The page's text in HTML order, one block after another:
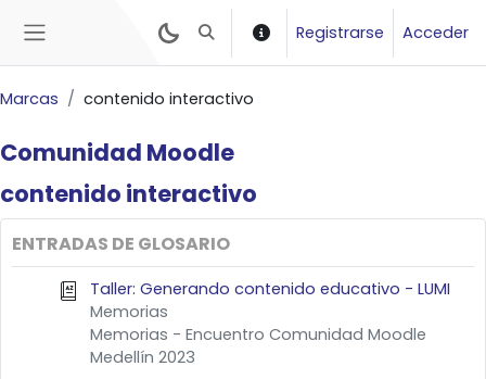
Selector de búsqueda de entrada
Registrarse Acceder
Marcas contenido interactivo
Comunidad Moodle
contenido interactivo
ENTRADAS DE GLOSARIO
Taller: Generando contenido educativo - LUMI
Memorias
Memorias - Encuentro Comunidad Moodle
Medellín 2023